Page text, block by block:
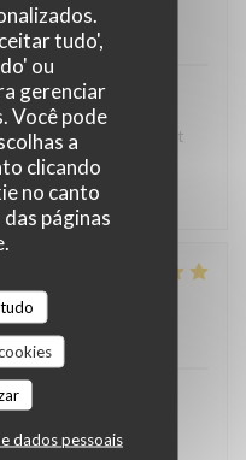
tudo',
ou
gerenciar
Você pode
a
clicando
no canto
páginas
dados pessoais
5/5 quality_price
fraîches
disponibles et
le meilleur de la rue
5/5 quality_price
service